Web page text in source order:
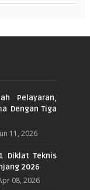
Pelayaran,
Dengan Tiga
11, 2026
Diklat Teknis
2026
08, 2026